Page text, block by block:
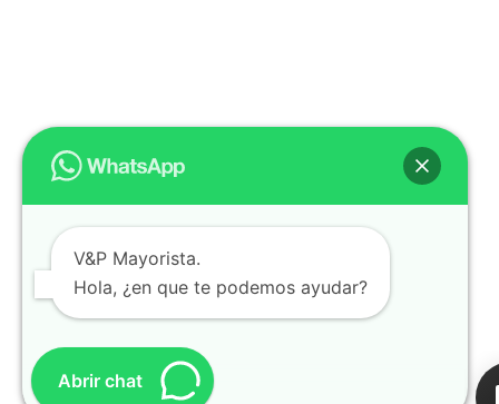
V&P Mayorista.
Hola, ¿en que te podemos ayudar?
Abrir chat